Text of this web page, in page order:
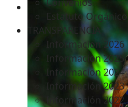
Estatuto Orgánico
TRANSPARENCIA
Informacion 2026
Informacion 2025
Informacion 2024
Información 2023
Información 2022